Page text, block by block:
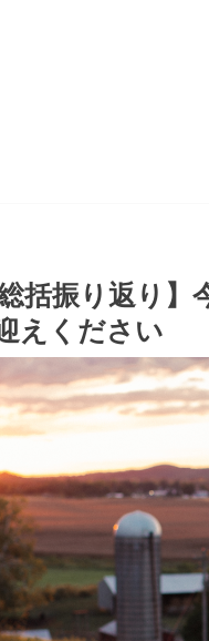
総括振り返り
えください